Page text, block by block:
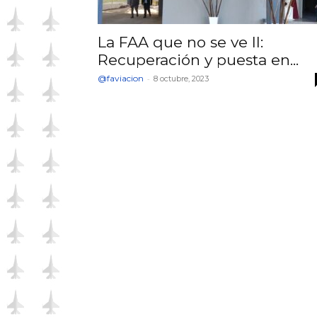
La FAA que no se ve II:
Recuperación y puesta en...
@faviacion - 8 octubre, 2023